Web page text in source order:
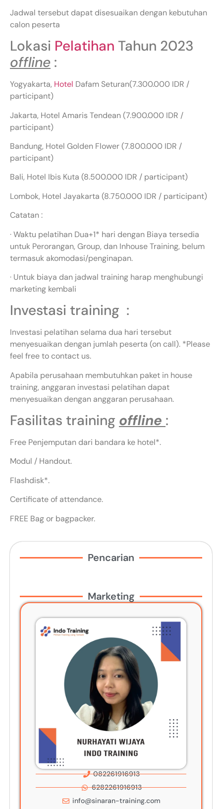
Jadwal tersebut dapat disesuaikan dengan kebutuhan
calon peserta
Lokasi Pelatihan Tahun 2023
offline :
Yogyakarta, Hotel Dafam Seturan(7.300.000 IDR /
participant)
Jakarta, Hotel Amaris Tendean (7.900.000 IDR /
participant)
Bandung, Hotel Golden Flower (7.800.000 IDR /
participant)
Bali, Hotel Ibis Kuta (8.500.000 IDR / participant)
Lombok, Hotel Jayakarta (8.750.000 IDR / participant)
Catatan :
· Waktu pelatihan Dua+1* hari dengan Biaya tersedia
untuk Perorangan, Group, dan Inhouse Training, belum
termasuk akomodasi/penginapan.
· Untuk biaya dan jadwal training harap menghubungi
marketing kembali
Investasi training :
Investasi pelatihan selama dua hari tersebut
menyesuaikan dengan jumlah peserta (on call). *Please
feel free to contact us.
Apabila perusahaan membutuhkan paket in house
training, anggaran investasi pelatihan dapat
menyesuaikan dengan anggaran perusahaan.
Fasilitas training offline :
Free Penjemputan dari bandara ke hotel*.
Modul / Handout.
Flashdisk*.
Certificate of attendance.
FREE Bag or bagpacker.
Pencarian
Marketing
082261916913
6282261916913
info@sinaran-training.com